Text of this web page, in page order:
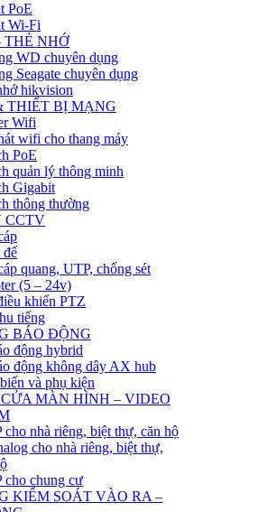
PoE
Wi-Fi
THẺ NHỚ
WD chuyên dụng
Seagate chuyên dụng
hikvision
THIẾT BỊ MẠNG
Wifi
wifi cho thang máy
PoE
quản lý thông minh
Gigabit
thông thường
CCTV
đế
quang, UTP, chống sét
(5 – 24v)
khiển PTZ
tiếng
BÁO ĐỘNG
động hybrid
động không dây AX hub
và phụ kiện
MÀN HÌNH – VIDEO
cho nhà riêng, biệt thự, căn hộ
cho nhà riêng, biệt thự,
cho chung cư
KIỂM SOÁT VÀO RA –